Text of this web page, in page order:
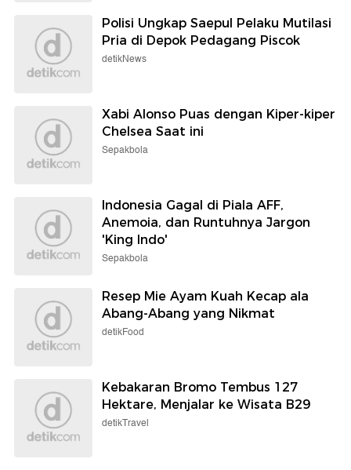
Polisi Ungkap Saepul Pelaku Mutilasi
Pria di Depok Pedagang Piscok
detikNews
Xabi Alonso Puas dengan Kiper-kiper
Chelsea Saat ini
Sepakbola
Indonesia Gagal di Piala AFF,
Anemoia, dan Runtuhnya Jargon
'King Indo'
Sepakbola
Resep Mie Ayam Kuah Kecap ala
Abang-Abang yang Nikmat
detikFood
Kebakaran Bromo Tembus 127
Hektare, Menjalar ke Wisata B29
detikTravel